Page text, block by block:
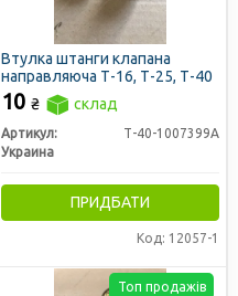
Втулка штанги клапана
направляюча Т-16, Т-25, Т-40
10 ₴ склад
Артикул:
Т-40-1007399А
Украина
ПРИДБАТИ
Код: 12057-1
Топ продажів